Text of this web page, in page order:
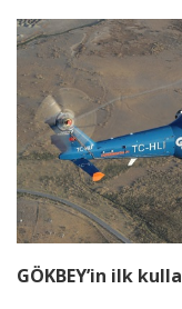
GÖKBEY’in ilk